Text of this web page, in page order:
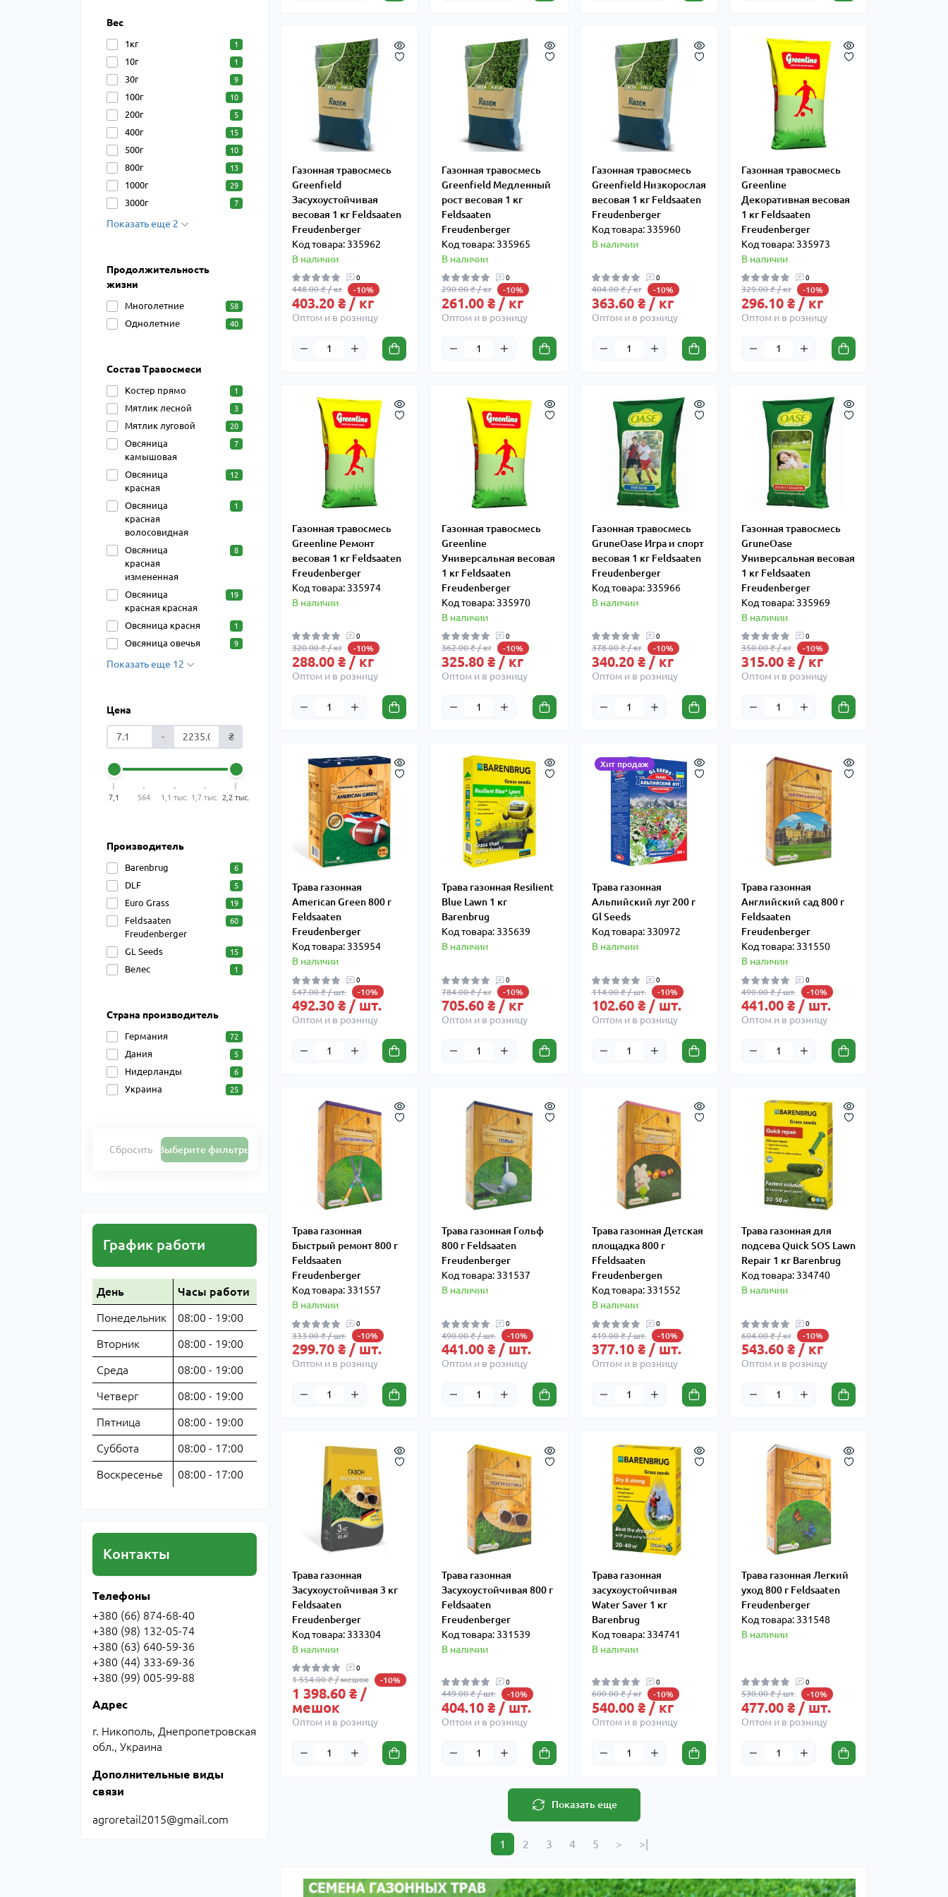
Вес
1кг 1
10г 1
30г 9
100г 10
200г 5
400г 15
500г 10
800г 13
1000г 29
3000г 7
Показать еще 2
Продолжительность
жизни
Многолетние 58
Однолетние 40
Состав Травосмеси
Костер прямо 1
Мятлик лесной 3
Мятлик луговой 20
Овсяница
камышовая
7
Овсяница
красная
12
Овсяница
красная
волосовидная
1
Овсяница
красная
измененная
8
Овсяница
красная красная
19
Овсяница красня 1
Овсяница овечья 9
Показать еще 12
Цена
- ₴
7,1 564 1,1 тыс. 1,7 тыс. 2,2 тыс.
Производитель
Barenbrug 6
DLF 5
Euro Grass 19
Feldsaaten
Freudenberger
60
GL Seeds 15
Велес 1
Страна производитель
Германия 72
Дания 5
Нидерланды 6
Украина 25
Сбросить Выберите фильтры
График работи
День Часы работи
Понедельник 08:00 - 19:00
Вторник 08:00 - 19:00
Среда 08:00 - 19:00
Четверг 08:00 - 19:00
Пятница 08:00 - 19:00
Суббота 08:00 - 17:00
Воскресенье 08:00 - 17:00
Контакты
Телефоны
+380 (66) 874-68-40
+380 (98) 132-05-74
+380 (63) 640-59-36
+380 (44) 333-69-36
+380 (99) 005-99-88
Адрес
г. Никополь, Днепропетровская
обл., Украина
Дополнительные виды
связи
agroretail2015@gmail.com
Газонная травосмесь
Greenfield
Засухоустойчивая
весовая 1 кг Feldsaaten
Freudenberger
Код товара: 335962
В наличии
0
448.00 ₴ / кг -10%
403.20 ₴ / кг
Оптом и в розницу
Газонная травосмесь
Greenfield Медленный
рост весовая 1 кг
Feldsaaten
Freudenberger
Код товара: 335965
В наличии
0
290.00 ₴ / кг -10%
261.00 ₴ / кг
Оптом и в розницу
Газонная травосмесь
Greenfield Низкорослая
весовая 1 кг Feldsaaten
Freudenberger
Код товара: 335960
В наличии
0
404.00 ₴ / кг -10%
363.60 ₴ / кг
Оптом и в розницу
Газонная травосмесь
Greenline
Декоративная весовая
1 кг Feldsaaten
Freudenberger
Код товара: 335973
В наличии
0
329.00 ₴ / кг -10%
296.10 ₴ / кг
Оптом и в розницу
Газонная травосмесь
Greenline Ремонт
весовая 1 кг Feldsaaten
Freudenberger
Код товара: 335974
В наличии
0
320.00 ₴ / кг -10%
288.00 ₴ / кг
Оптом и в розницу
Газонная травосмесь
Greenline
Универсальная весовая
1 кг Feldsaaten
Freudenberger
Код товара: 335970
В наличии
0
362.00 ₴ / кг -10%
325.80 ₴ / кг
Оптом и в розницу
Газонная травосмесь
GruneOase Игра и спорт
весовая 1 кг Feldsaaten
Freudenberger
Код товара: 335966
В наличии
0
378.00 ₴ / кг -10%
340.20 ₴ / кг
Оптом и в розницу
Газонная травосмесь
GruneOase
Универсальная весовая
1 кг Feldsaaten
Freudenberger
Код товара: 335969
В наличии
0
350.00 ₴ / кг -10%
315.00 ₴ / кг
Оптом и в розницу
Трава газонная
American Green 800 г
Feldsaaten
Freudenberger
Код товара: 335954
В наличии
0
547.00 ₴ / шт. -10%
492.30 ₴ / шт.
Оптом и в розницу
Трава газонная Resilient
Blue Lawn 1 кг
Barenbrug
Код товара: 335639
В наличии
0
784.00 ₴ / кг -10%
705.60 ₴ / кг
Оптом и в розницу
Хит продаж
Трава газонная
Альпийский луг 200 г
Gl Seeds
Код товара: 330972
В наличии
0
114.00 ₴ / шт. -10%
102.60 ₴ / шт.
Оптом и в розницу
Трава газонная
Английский сад 800 г
Feldsaaten
Freudenberger
Код товара: 331550
В наличии
0
490.00 ₴ / шт. -10%
441.00 ₴ / шт.
Оптом и в розницу
Трава газонная
Быстрый ремонт 800 г
Feldsaaten
Freudenberger
Код товара: 331557
В наличии
0
333.00 ₴ / шт. -10%
299.70 ₴ / шт.
Оптом и в розницу
Трава газонная Гольф
800 г Feldsaaten
Freudenberger
Код товара: 331537
В наличии
0
490.00 ₴ / шт. -10%
441.00 ₴ / шт.
Оптом и в розницу
Трава газонная Детская
площадка 800 г
Ffeldsaaten
Freudenbergen
Код товара: 331552
В наличии
0
419.00 ₴ / шт. -10%
377.10 ₴ / шт.
Оптом и в розницу
Трава газонная для
подсева Quick SOS Lawn
Repair 1 кг Barenbrug
Код товара: 334740
В наличии
0
604.00 ₴ / кг -10%
543.60 ₴ / кг
Оптом и в розницу
Трава газонная
Засухоустойчивая 3 кг
Feldsaaten
Freudenberger
Код товара: 333304
В наличии
0
1 554.00 ₴ / мешок -10%
1 398.60 ₴ /
мешок
Оптом и в розницу
Трава газонная
Засухоустойчивая 800 г
Feldsaaten
Freudenberger
Код товара: 331539
В наличии
0
449.00 ₴ / шт. -10%
404.10 ₴ / шт.
Оптом и в розницу
Трава газонная
засухоустойчивая
Water Saver 1 кг
Barenbrug
Код товара: 334741
В наличии
0
600.00 ₴ / кг -10%
540.00 ₴ / кг
Оптом и в розницу
Трава газонная Легкий
уход 800 г Feldsaaten
Freudenberger
Код товара: 331548
В наличии
0
530.00 ₴ / шт. -10%
477.00 ₴ / шт.
Оптом и в розницу
Показать еще
1 2 3 4 5 > >|